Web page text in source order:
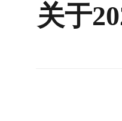
关于